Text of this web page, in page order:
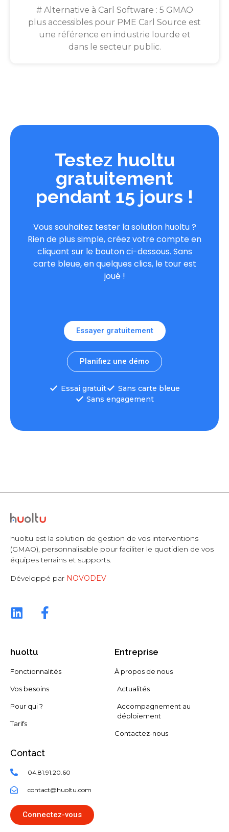
# Alternative à Carl Software : 5 GMAO
plus accessibles pour PME Carl Source est
une référence en industrie lourde et
dans le secteur public.
Testez huoltu
gratuitement
pendant 15 jours !
Vous souhaitez tester la solution huoltu ?
Rien de plus simple, créez votre compte en
cliquant sur le bouton ci-dessous. Sans
carte bleue, en quelques clics, le tour est
joué !
Essayer gratuitement
Planifiez une démo
Essai gratuit
Sans carte bleue
Sans engagement
huoltu est la solution de gestion de vos interventions
(GMAO), personnalisable pour faciliter le quotidien de vos
équipes terrains et supports.
Développé par NOVODEV
huoltu
Fonctionnalités
Vos besoins
Pour qui ?
Tarifs
Entreprise
À propos de nous
Actualités
Accompagnement au
déploiement
Contactez-nous
Contact
04.81.91.20.60
contact@huoltu.com​
Connectez-vous